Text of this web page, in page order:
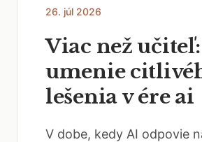
26. júl 2026
Viac než učiteľ:
umenie
lešenia v ére ai
V dobe, kedy AI odpovie